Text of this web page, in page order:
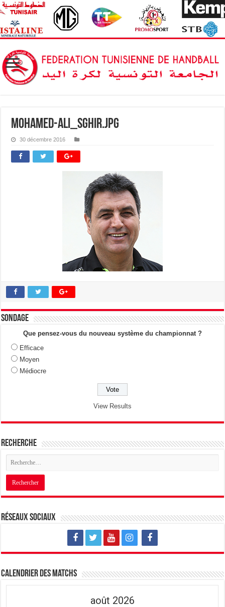
mohamed-ali_sghir.jpg
30 décembre 2016
Sondage
Que pensez-vous du nouveau système du championnat ?
Efficace
Moyen
Médiocre
View Results
Recherche
Réseaux sociaux
Calendrier des matchs
août 2026